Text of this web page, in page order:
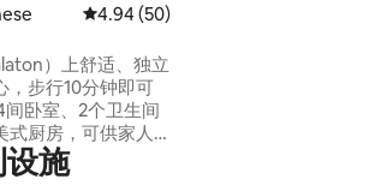
条评价 平均评分 4.94 分（满分 5 分），共
4.94 (50)
）上舒适、独立
，步行10分钟即可
卧室、2个卫生间
式厨房，可供家人
院内设有室外按摩
和锅炉烹饪设
施